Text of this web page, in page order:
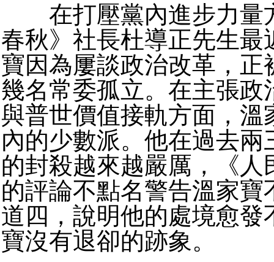
在打壓黨內進步力量
春秋》社長杜導正先生最
寶因為屢談政治改革，正
幾名常委孤立。在主張政
與普世價值接軌方面，溫
內的少數派。他在過去兩
的封殺越來越嚴厲，《人
的評論不點名警告溫家寶
道四，說明他的處境愈發
寶沒有退卻的跡象。